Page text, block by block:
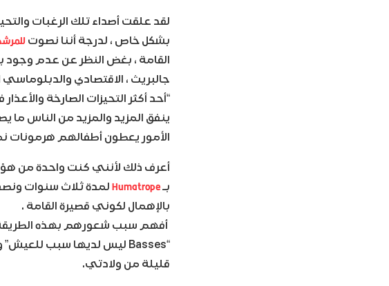
لقد علقت أصداء تلك الرغبات
بشكل خاص ، لدرجة أننا نصوت
القامة ، بغض النظر عن عدم وجود
جالبريث ، الاقتصادي
“أحد أكثر التحيزات الصارخة
ينفق المزيد والمزيد من الناس ما يصل إلى 150 ألف
الأمور يعطون أطفالهم هرمونات
أعرف ذلك لأنني كنت واحدة من
بـHumatrope لمدة ثلاث سنوات
بالإهمال لكوني قصيرة القامة .
أفهم سبب شعورهم بهذه الطريقة
قليلة من ولادتي.